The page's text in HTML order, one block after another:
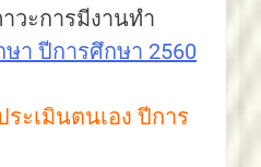
วะการมีงานทำ
า ปีการศึกษา 2560
ระเมินตนเอง ปีการ